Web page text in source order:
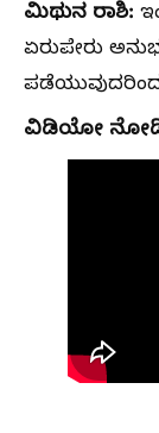
ಮಿಥುನ ರಾಶಿ:
ಏರುಪೇರು
ವಿಡಿಯೋ